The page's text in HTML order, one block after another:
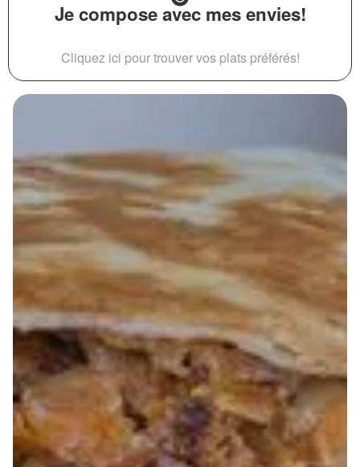
Je compose avec mes envies!
Cliquez ici pour trouver vos plats préférés!